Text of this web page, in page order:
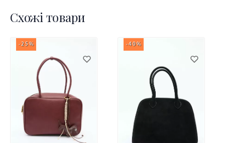
Схожі товари
-25% -40%